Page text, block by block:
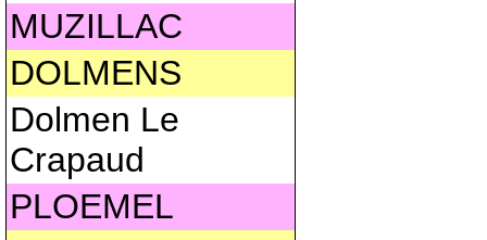
MUZILLAC
DOLMENS
Dolmen Le
Crapaud
PLOEMEL